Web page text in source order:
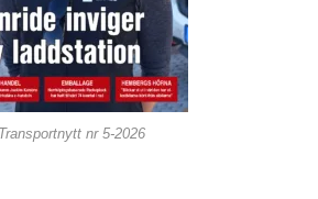
Transportnytt nr 5-2026